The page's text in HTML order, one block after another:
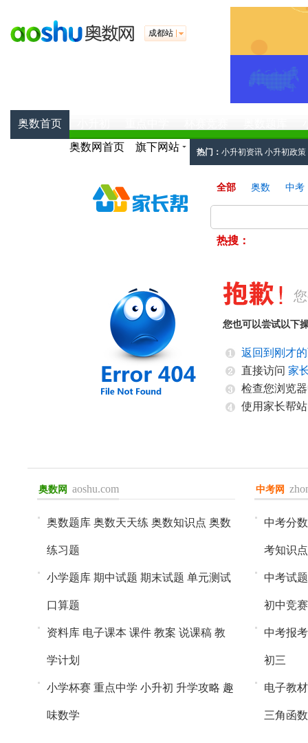
成都站
奥数首页
奥数网首页
旗下网站
全部 奥数 中考
热搜：
您也可以尝试以下
返回到刚才
直接访问 家
检查您浏览
使用家长帮
奥数网 aoshu.com
进入>>
奥数题库 奥数天天练 奥数知识点 奥数
练习题
小学题库 期中试题 期末试题 单元测试
口算题
资料库 电子课本 课件 教案 说课稿 教
学计划
小学杯赛 重点中学 小升初 升学攻略 趣
味数学
中考网
进入>>
中考分
考知识
中考试
初中竞
中考报考
初三
电子教材
三角函数
热门： 小升初资讯 小升初政策